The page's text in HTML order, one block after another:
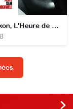
Frost / Nixon, L'Heure de Vérité